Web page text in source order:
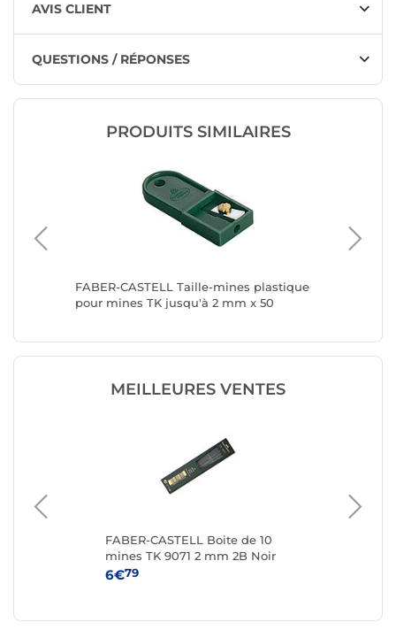
AVIS CLIENT
QUESTIONS / RÉPONSES
PRODUITS SIMILAIRES
FABER-CASTELL Taille-mines plastique
pour mines TK jusqu'à 2 mm x 50
MEILLEURES VENTES
FABER-CASTELL Boite de 10
mines TK 9071 2 mm 2B Noir
foncé
6€79